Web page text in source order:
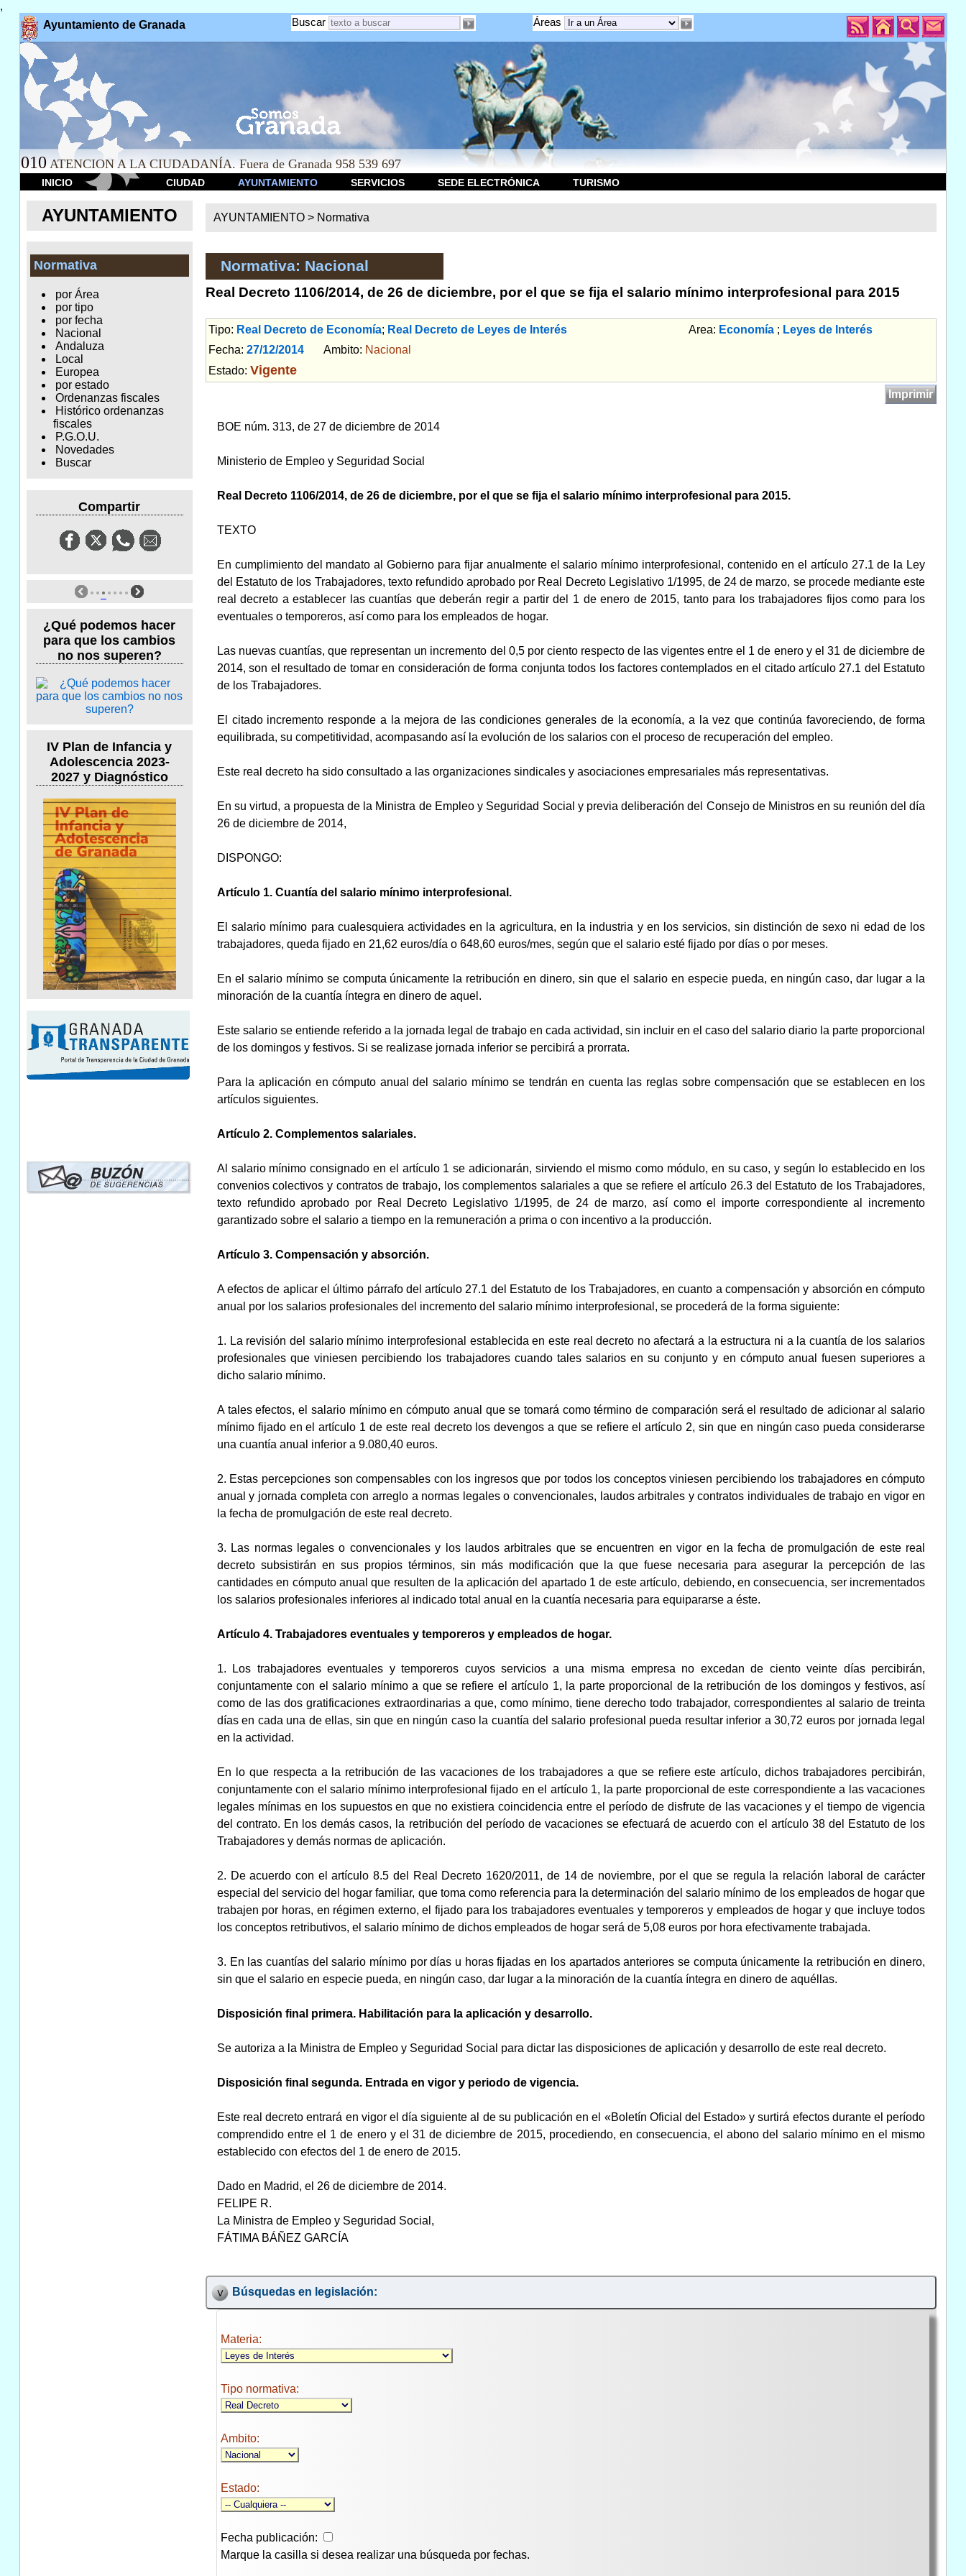
,
Ayuntamiento de Granada
Áreas
Buscar
010 ATENCION A LA CIUDADANÍA. Fuera de Granada 958 539 697
INICIO CIUDAD AYUNTAMIENTO SERVICIOS SEDE ELECTRÓNICA TURISMO
AYUNTAMIENTO
Normativa
por Área
por tipo
por fecha
Nacional
Andaluza
Local
Europea
por estado
Ordenanzas fiscales
Histórico ordenanzas
fiscales
P.G.O.U.
Novedades
Buscar
Compartir
¿Qué podemos hacer
para que los cambios
no nos superen?
IV Plan de Infancia y
Adolescencia 2023-
2027 y Diagnóstico
AYUNTAMIENTO > Normativa
Normativa: Nacional
Real Decreto 1106/2014, de 26 de diciembre, por el que se fija el salario mínimo interprofesional para 2015
Tipo: Real Decreto de Economía; Real Decreto de Leyes de Interés Area: Economía; Leyes de Interés
Fecha: 27/12/2014Ambito: Nacional
Estado: Vigente
Imprimir
BOE núm. 313, de 27 de diciembre de 2014
Ministerio de Empleo y Seguridad Social
Real Decreto 1106/2014, de 26 de diciembre, por el que se fija el salario mínimo interprofesional para 2015.
TEXTO
En cumplimiento del mandato al Gobierno para fijar anualmente el salario mínimo interprofesional, contenido en el artículo 27.1 de la Ley
del Estatuto de los Trabajadores, texto refundido aprobado por Real Decreto Legislativo 1/1995, de 24 de marzo, se procede mediante este
real decreto a establecer las cuantías que deberán regir a partir del 1 de enero de 2015, tanto para los trabajadores fijos como para los
eventuales o temporeros, así como para los empleados de hogar.
Las nuevas cuantías, que representan un incremento del 0,5 por ciento respecto de las vigentes entre el 1 de enero y el 31 de diciembre de
2014, son el resultado de tomar en consideración de forma conjunta todos los factores contemplados en el citado artículo 27.1 del Estatuto
de los Trabajadores.
El citado incremento responde a la mejora de las condiciones generales de la economía, a la vez que continúa favoreciendo, de forma
equilibrada, su competitividad, acompasando así la evolución de los salarios con el proceso de recuperación del empleo.
Este real decreto ha sido consultado a las organizaciones sindicales y asociaciones empresariales más representativas.
En su virtud, a propuesta de la Ministra de Empleo y Seguridad Social y previa deliberación del Consejo de Ministros en su reunión del día
26 de diciembre de 2014,
DISPONGO:
Artículo 1. Cuantía del salario mínimo interprofesional.
El salario mínimo para cualesquiera actividades en la agricultura, en la industria y en los servicios, sin distinción de sexo ni edad de los
trabajadores, queda fijado en 21,62 euros/día o 648,60 euros/mes, según que el salario esté fijado por días o por meses.
En el salario mínimo se computa únicamente la retribución en dinero, sin que el salario en especie pueda, en ningún caso, dar lugar a la
minoración de la cuantía íntegra en dinero de aquel.
Este salario se entiende referido a la jornada legal de trabajo en cada actividad, sin incluir en el caso del salario diario la parte proporcional
de los domingos y festivos. Si se realizase jornada inferior se percibirá a prorrata.
Para la aplicación en cómputo anual del salario mínimo se tendrán en cuenta las reglas sobre compensación que se establecen en los
artículos siguientes.
Artículo 2. Complementos salariales.
Al salario mínimo consignado en el artículo 1 se adicionarán, sirviendo el mismo como módulo, en su caso, y según lo establecido en los
convenios colectivos y contratos de trabajo, los complementos salariales a que se refiere el artículo 26.3 del Estatuto de los Trabajadores,
texto refundido aprobado por Real Decreto Legislativo 1/1995, de 24 de marzo, así como el importe correspondiente al incremento
garantizado sobre el salario a tiempo en la remuneración a prima o con incentivo a la producción.
Artículo 3. Compensación y absorción.
A efectos de aplicar el último párrafo del artículo 27.1 del Estatuto de los Trabajadores, en cuanto a compensación y absorción en cómputo
anual por los salarios profesionales del incremento del salario mínimo interprofesional, se procederá de la forma siguiente:
1. La revisión del salario mínimo interprofesional establecida en este real decreto no afectará a la estructura ni a la cuantía de los salarios
profesionales que viniesen percibiendo los trabajadores cuando tales salarios en su conjunto y en cómputo anual fuesen superiores a
dicho salario mínimo.
A tales efectos, el salario mínimo en cómputo anual que se tomará como término de comparación será el resultado de adicionar al salario
mínimo fijado en el artículo 1 de este real decreto los devengos a que se refiere el artículo 2, sin que en ningún caso pueda considerarse
una cuantía anual inferior a 9.080,40 euros.
2. Estas percepciones son compensables con los ingresos que por todos los conceptos viniesen percibiendo los trabajadores en cómputo
anual y jornada completa con arreglo a normas legales o convencionales, laudos arbitrales y contratos individuales de trabajo en vigor en
la fecha de promulgación de este real decreto.
3. Las normas legales o convencionales y los laudos arbitrales que se encuentren en vigor en la fecha de promulgación de este real
decreto subsistirán en sus propios términos, sin más modificación que la que fuese necesaria para asegurar la percepción de las
cantidades en cómputo anual que resulten de la aplicación del apartado 1 de este artículo, debiendo, en consecuencia, ser incrementados
los salarios profesionales inferiores al indicado total anual en la cuantía necesaria para equipararse a éste.
Artículo 4. Trabajadores eventuales y temporeros y empleados de hogar.
1. Los trabajadores eventuales y temporeros cuyos servicios a una misma empresa no excedan de ciento veinte días percibirán,
conjuntamente con el salario mínimo a que se refiere el artículo 1, la parte proporcional de la retribución de los domingos y festivos, así
como de las dos gratificaciones extraordinarias a que, como mínimo, tiene derecho todo trabajador, correspondientes al salario de treinta
días en cada una de ellas, sin que en ningún caso la cuantía del salario profesional pueda resultar inferior a 30,72 euros por jornada legal
en la actividad.
En lo que respecta a la retribución de las vacaciones de los trabajadores a que se refiere este artículo, dichos trabajadores percibirán,
conjuntamente con el salario mínimo interprofesional fijado en el artículo 1, la parte proporcional de este correspondiente a las vacaciones
legales mínimas en los supuestos en que no existiera coincidencia entre el período de disfrute de las vacaciones y el tiempo de vigencia
del contrato. En los demás casos, la retribución del período de vacaciones se efectuará de acuerdo con el artículo 38 del Estatuto de los
Trabajadores y demás normas de aplicación.
2. De acuerdo con el artículo 8.5 del Real Decreto 1620/2011, de 14 de noviembre, por el que se regula la relación laboral de carácter
especial del servicio del hogar familiar, que toma como referencia para la determinación del salario mínimo de los empleados de hogar que
trabajen por horas, en régimen externo, el fijado para los trabajadores eventuales y temporeros y empleados de hogar y que incluye todos
los conceptos retributivos, el salario mínimo de dichos empleados de hogar será de 5,08 euros por hora efectivamente trabajada.
3. En las cuantías del salario mínimo por días u horas fijadas en los apartados anteriores se computa únicamente la retribución en dinero,
sin que el salario en especie pueda, en ningún caso, dar lugar a la minoración de la cuantía íntegra en dinero de aquéllas.
Disposición final primera. Habilitación para la aplicación y desarrollo.
Se autoriza a la Ministra de Empleo y Seguridad Social para dictar las disposiciones de aplicación y desarrollo de este real decreto.
Disposición final segunda. Entrada en vigor y periodo de vigencia.
Este real decreto entrará en vigor el día siguiente al de su publicación en el «Boletín Oficial del Estado» y surtirá efectos durante el período
comprendido entre el 1 de enero y el 31 de diciembre de 2015, procediendo, en consecuencia, el abono del salario mínimo en el mismo
establecido con efectos del 1 de enero de 2015.
Dado en Madrid, el 26 de diciembre de 2014.
FELIPE R.
La Ministra de Empleo y Seguridad Social,
FÁTIMA BÁÑEZ GARCÍA
Búsquedas en legislación:
Materia:
Tipo normativa:
Ambito:
Estado:
Fecha publicación:
Marque la casilla si desea realizar una búsqueda por fechas.